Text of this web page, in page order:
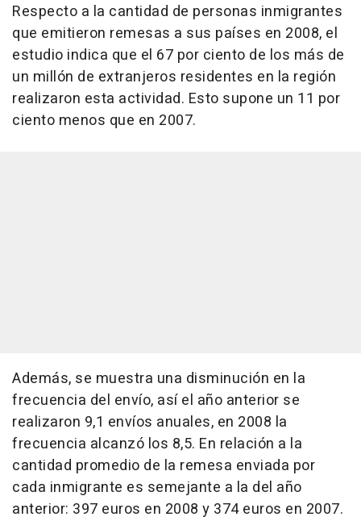
Respecto a la cantidad de personas inmigrantes
que emitieron remesas a sus países en 2008, el
estudio indica que el 67 por ciento de los más de
un millón de extranjeros residentes en la región
realizaron esta actividad. Esto supone un 11 por
ciento menos que en 2007.
Además, se muestra una disminución en la
frecuencia del envío, así el año anterior se
realizaron 9,1 envíos anuales, en 2008 la
frecuencia alcanzó los 8,5. En relación a la
cantidad promedio de la remesa enviada por
cada inmigrante es semejante a la del año
anterior: 397 euros en 2008 y 374 euros en 2007.